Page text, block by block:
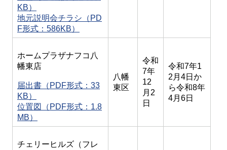
KB）
地元説明会チラシ（PD
F形式：586KB）
ホームプラザナフコ八
幡東店
届出書（PDF形式：33
KB）
位置図（PDF形式：1.8
MB）
八幡
東区
令和
7年
12
月2
日
令和7年1
2月4日か
ら令和8年
4月6日
チェリーヒルズ（フレ